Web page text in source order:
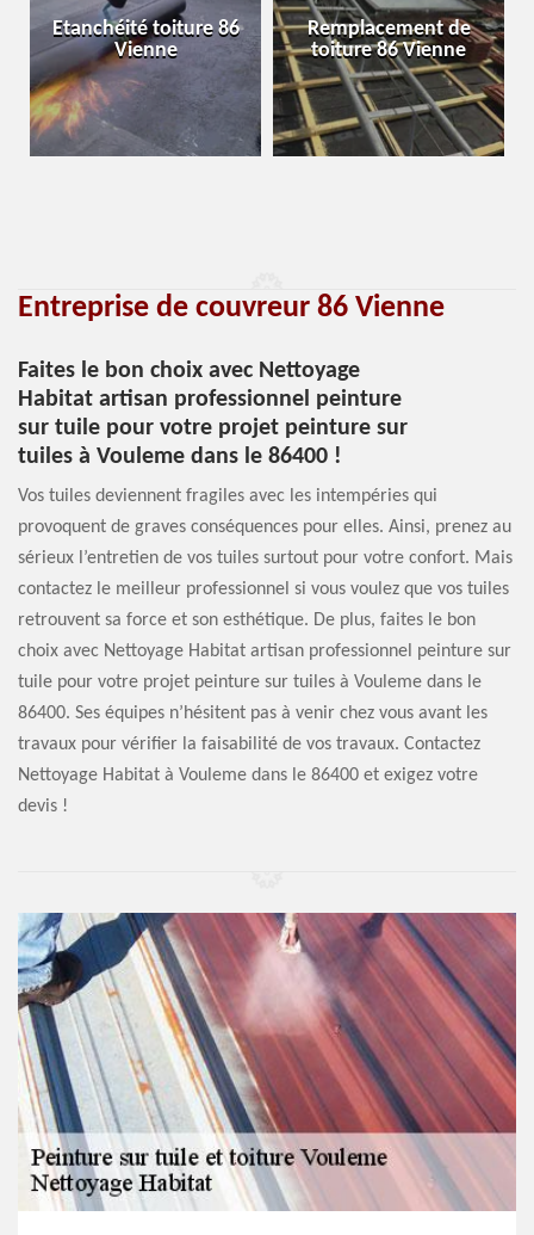
Etanchéité toiture 86
Vienne
Remplacement de
toiture 86 Vienne
Entreprise de couvreur 86 Vienne
Faites le bon choix avec Nettoyage
Habitat artisan professionnel peinture
sur tuile pour votre projet peinture sur
tuiles à Vouleme dans le 86400 !
Vos tuiles deviennent fragiles avec les intempéries qui
provoquent de graves conséquences pour elles. Ainsi, prenez au
sérieux l’entretien de vos tuiles surtout pour votre confort. Mais
contactez le meilleur professionnel si vous voulez que vos tuiles
retrouvent sa force et son esthétique. De plus, faites le bon
choix avec Nettoyage Habitat artisan professionnel peinture sur
tuile pour votre projet peinture sur tuiles à Vouleme dans le
86400. Ses équipes n’hésitent pas à venir chez vous avant les
travaux pour vérifier la faisabilité de vos travaux. Contactez
Nettoyage Habitat à Vouleme dans le 86400 et exigez votre
devis !